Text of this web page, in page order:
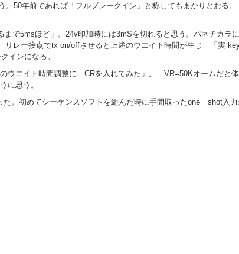
。50年前であれば「フルブレークイン」と称してもまかりとおる
で5msほど」。24v印加時には3mSを切れると思う。バネチカラ
レー接点でtx on/offさせると上述のウエイト時間が生じ 「実
インになる。
ウエイト時間調整に CRを入れてみた」。 VR=50Kオームだと
うに思う。
。初めてシーケンスソフトを組んだ時に手間取ったone shot入